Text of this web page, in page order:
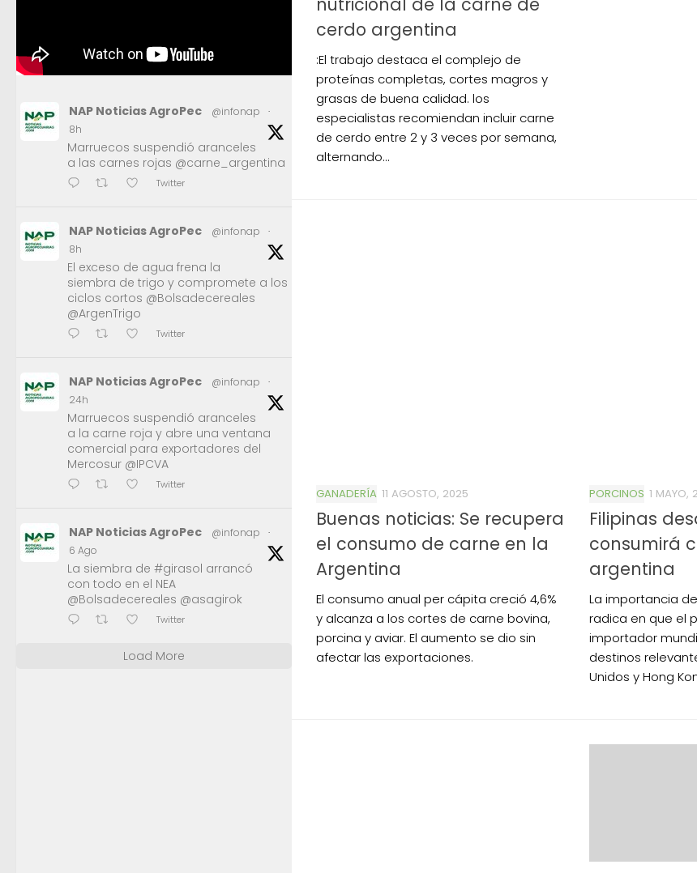
cerdo argentina
:El trabajo destaca el complejo de
proteínas completas, cortes magros y
grasas de buena calidad. los
especialistas recomiendan incluir carne
de cerdo entre 2 y 3 veces por semana,
alternando...
GANADERÍA 11 AGOSTO, 2025
Buenas noticias: Se recupera
el consumo de carne en la
Argentina
El consumo anual per cápita creció 4,6%
y alcanza a los cortes de carne bovina,
porcina y aviar. El aumento se dio sin
afectar las exportaciones.
PORCINOS 1 MAYO,
Filipinas
consumirá
argentina
La importancia
radica en que el
importador
destinos
Unidos y Hong
NAP Noticias AgroPec @infonap
·
8h
Marruecos suspendió aranceles
a las carnes rojas @carne_argentina
Twitter
NAP Noticias AgroPec @infonap
·
8h
El exceso de agua frena la
siembra de trigo y compromete a los
ciclos cortos @Bolsadecereales
@ArgenTrigo
Twitter
NAP Noticias AgroPec @infonap
·
24h
Marruecos suspendió aranceles
a la carne roja y abre una ventana
comercial para exportadores del
Mercosur @IPCVA
Twitter
NAP Noticias AgroPec @infonap
·
6 Ago
La siembra de #girasol arrancó
con todo en el NEA
@Bolsadecereales @asagirok
Twitter
Load More